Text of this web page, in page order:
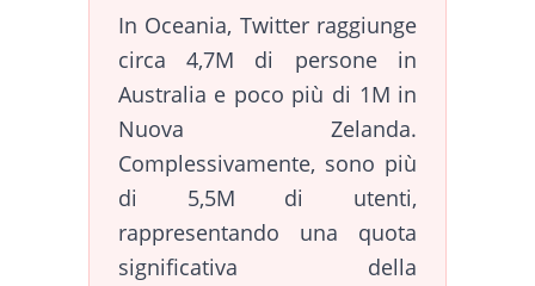
In Oceania, Twitter raggiunge
circa 4,7M di persone in
Australia e poco più di 1M in
Nuova Zelanda.
Complessivamente, sono più
di 5,5M di utenti,
rappresentando una quota
significativa della